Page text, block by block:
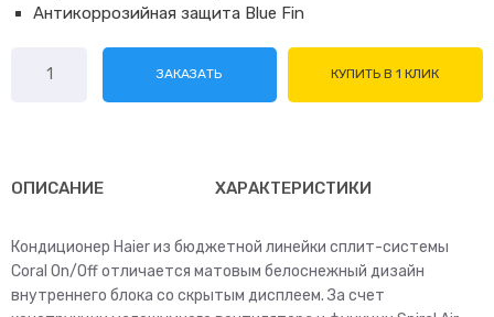
Антикоррозийная защита Blue Fin
товара
24HPL103/R3
ЗАКАЗАТЬ КУПИТЬ В 1 КЛИК
ОПИСАНИЕ ХАРАКТЕРИСТИКИ
Кондиционер Haier из бюджетной линейки сплит-системы
Coral On/Off отличается матовым белоснежный дизайн
внутреннего блока со скрытым дисплеем. За счет